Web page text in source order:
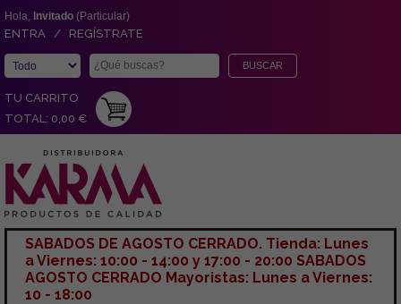
Hola, Invitado (Particular)
ENTRA / REGÍSTRATE
TU CARRITO
TOTAL: 0,00 €
SABADOS DE AGOSTO CERRADO. Tienda: Lunes
a Viernes: 10:00 - 14:00 y 17:00 - 20:00 SABADOS
AGOSTO CERRADO Mayoristas: Lunes a Viernes:
10 - 18:00